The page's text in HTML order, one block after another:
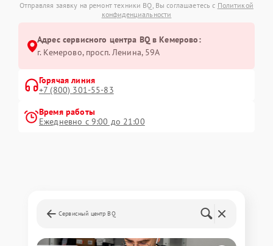
Отправляя заявку на ремонт техники BQ, Вы соглашаетесь с Политикой
конфиденциальности
Адрес сервисного центра BQ в Кемерово:
г. Кемерово, просп. Ленина, 59А
Горячая линия
+7 (800) 301-55-83
Время работы
Ежедневно с 9:00 до 21:00
Сервисный центр BQ